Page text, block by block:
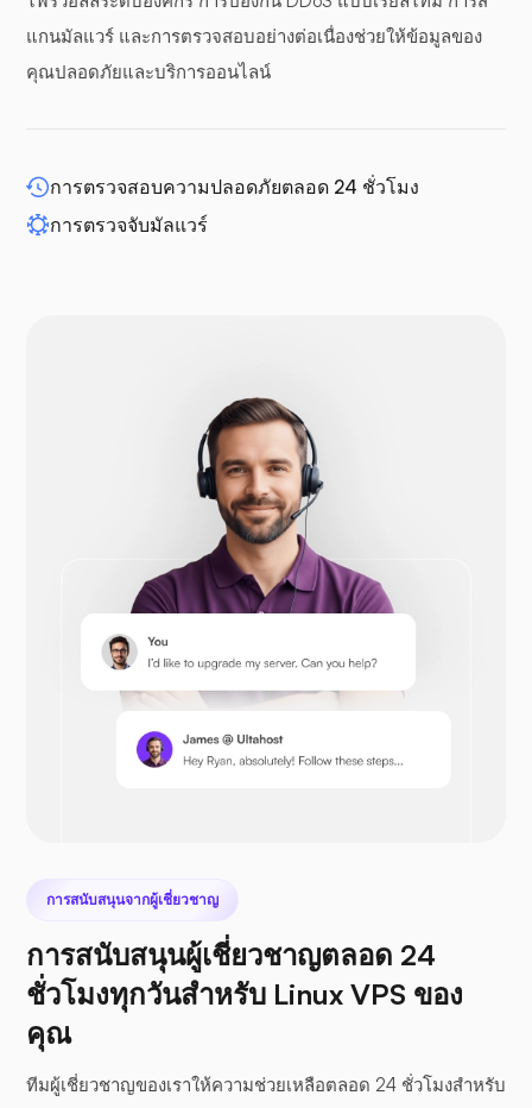
แผงกันชน
WP-ขยาย
โอเพ่นคาร์ท
เพรสต้าช็อป
ซีไฟล์
แกนมัลแวร์ และการตรวจสอบอย่างต่อเนื่องช่วยให้ข้อมูลของ
คุณปลอดภัยและบริการออนไลน์
การตรวจสอบความปลอดภัยตลอด 24 ชั่วโมง
การตรวจจับมัลแวร์
การสนับสนุนจากผู้เชี่ยวชาญ
การสนับสนุนผู้เชี่ยวชาญตลอด 24
ชั่วโมงทุกวันสำหรับ Linux VPS ของ
คุณ
ทีมผู้เชี่ยวชาญของเราให้ความช่วยเหลือตลอด 24 ชั่วโมงสำหรับ